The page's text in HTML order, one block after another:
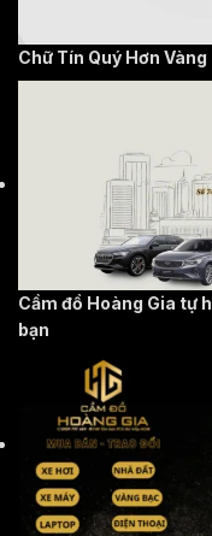
Chữ Tín Quý Hơn Vàng
Cầm đồ Hoàng Gia tự
bạn